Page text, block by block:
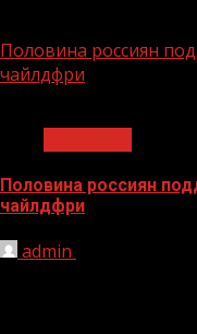
Половина россиян
чайлдфри
Половина россиян
чайлдфри
admin